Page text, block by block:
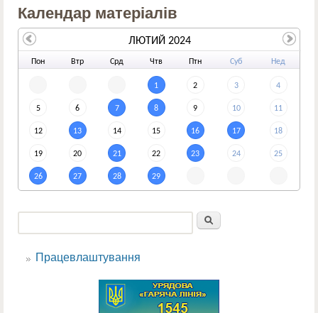
Календар матеріалів
Пон Втр Срд Чтв Птн Суб Нед
1 2 3 4
5 6 7 8 9 10 11
12 13 14 15 16 17 18
19 20 21 22 23 24 25
26 27 28 29
ЛЮТИЙ 2024
Пошукова форма
Працевлаштування